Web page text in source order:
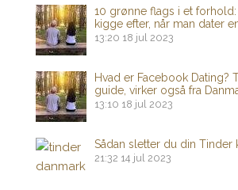
10 grønne flags i et forhold:
kigge efter, når man dater
13:20 18 jul 2023
Hvad er Facebook Dating?
guide, virker også fra
13:10 18 jul 2023
Sådan sletter du din Tinder
21:32 14 jul 2023